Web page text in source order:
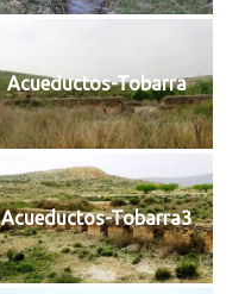
Acueductos-Tobarra
Acueductos-Tobarra3